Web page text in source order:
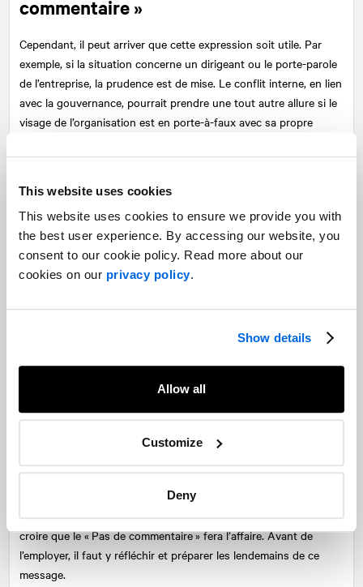
This website uses cookies
This website uses cookies to ensure we provide you with
the best user experience. By accessing our website, you
consent to our cookie policy. Read more about our
cookies on our privacy policy.
Show details
Allow all
Customize
Deny
commentaire »
Cependant, il peut arriver que cette expression soit utile. Par
exemple, si la situation concerne un dirigeant ou le porte-parole
de l’entreprise, la prudence est de mise. Le conflit interne, en lien
avec la gouvernance, pourrait prendre une tout autre allure si le
visage de l’organisation est en porte-à-faux avec sa propre
personne de l’organisation a déjà communiqué sa position. Il
suffit parfois qu’une seule personne parle sans tenir compte de
ce qu’ont déjà dit ses collègues pour mettre en péril la
cohérence du message. Il est alors possible de répondre que
l’organisation ne fera aucun commentaire supplémentaire… pour
insistons sur l’importance de faire fi des prémisses, voire des
sous-entendus d’une question. Ainsi, quand une question ne
vous permet pas de faire passer vos messages, il vaut parfois
lorsque la question est hypothétique; il vous suffit alors de dire
que vous ne pouvez pas répondre aux questions de ce type.
Qu’une entreprise ne souhaite pas se prononcer ou qu’elle
préfère tout simplement se donner le temps d’évaluer la
situation, cela va de soi. Cependant, l’erreur est souvent de
croire que le « Pas de commentaire » fera l’affaire. Avant de
l’employer, il faut y réfléchir et préparer les lendemains de ce
message.